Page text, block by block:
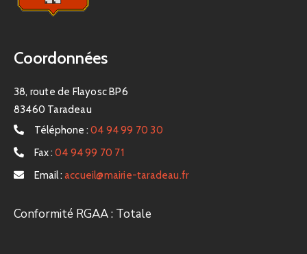
Coordonnées
38, route de Flayosc BP6
83460 Taradeau
Téléphone : 04 94 99 70 30
Fax : 04 94 99 70 71
Email : accueil@mairie-taradeau.fr
Conformité RGAA : Totale